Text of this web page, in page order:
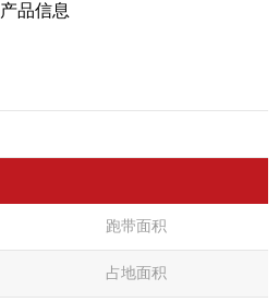
产品信息
跑带面积
占地面积